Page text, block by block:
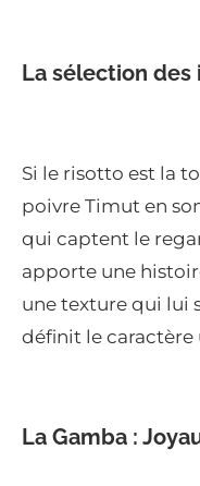
La sélection
Si le risotto est la
poivre Timut en
qui captent le
apporte une
une texture qui lui
définit le caractère
La Gamba :